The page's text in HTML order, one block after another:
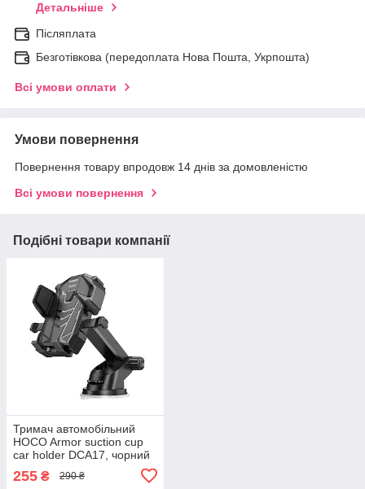
Детальніше
Післяплата
Безготівкова (передоплата Нова Пошта, Укрпошта)
Всі умови оплати
Умови повернення
Повернення товару впродовж 14 днів за домовленістю
Всі умови повернення
Подібні товари компанії
Тримач автомобільний
HOCO Armor suction cup
car holder DCA17, чорний
255 ₴ 290 ₴